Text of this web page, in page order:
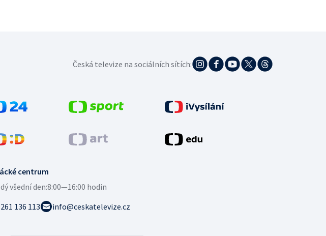
centrum
všední den:8:00—16:00 hodin
261 136 113
info@ceskatelevize.cz
Česká televize na sociálních sítích: